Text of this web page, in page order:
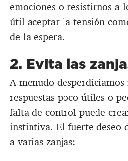
emociones o resistirnos a
útil aceptar la tensión
de la espera.
2. Evita las
A menudo desperdiciamos
respuestas poco útiles o
falta de control puede
instintiva. El fuerte deseo
a varias zanjas: